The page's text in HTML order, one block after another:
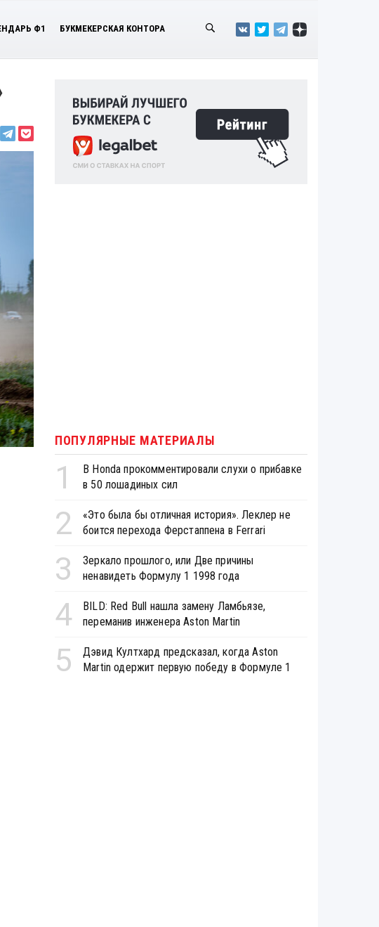
Ф1 БУКМЕКЕРСКАЯ КОНТОРА
ПОПУЛЯРНЫЕ МАТЕРИАЛЫ
1
В Honda прокомментировали слухи о прибавке
в 50 лошадиных сил
2
«Это была бы отличная история». Леклер не
боится перехода Ферстаппена в Ferrari
3
Зеркало прошлого, или Две причины
ненавидеть Формулу 1 1998 года
4
BILD: Red Bull нашла замену Ламбьязе,
переманив инженера Aston Martin
5
Дэвид Култхард предсказал, когда Aston
Martin одержит первую победу в Формуле 1